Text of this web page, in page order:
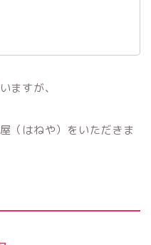
ますが、
（はねや）をいただきま